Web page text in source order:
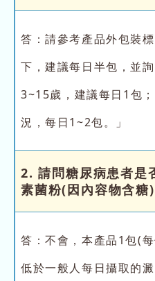
答：請參考產品外包裝
下，建議每日半包，並
3~15歲，建議每日1包
況，每日1~2包。」
2. 請問糖尿病患者是
素菌粉(因內容物含糖)
答：不會，本產品1包(
低於一般人每日攝取的